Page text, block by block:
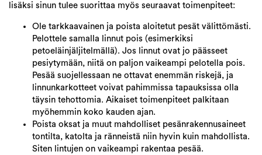
lisäksi sinun tulee suorittaa myös seuraavat toimenpiteet:
Ole tarkkaavainen ja poista aloitetut pesät välittömästi.
Pelottele samalla linnut pois (esimerkiksi
petoeläinjäljitelmällä). Jos linnut ovat jo päässeet
pesiytymään, niitä on paljon vaikeampi pelotella pois.
Pesää suojellessaan ne ottavat enemmän riskejä, ja
linnunkarkotteet voivat pahimmissa tapauksissa olla
täysin tehottomia. Aikaiset toimenpiteet palkitaan
myöhemmin koko kauden ajan.
Poista oksat ja muut mahdolliset pesänrakennusaineet
tontilta, katolta ja ränneistä niin hyvin kuin mahdollista.
Siten lintujen on vaikeampi rakentaa pesää.